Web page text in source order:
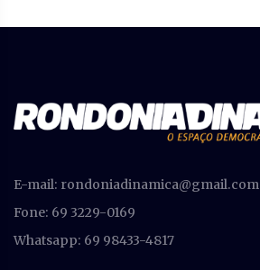
E-mail: rondoniadinamica@gmail.com
Fone: 69 3229-0169
Whatsapp: 69 98433-4817